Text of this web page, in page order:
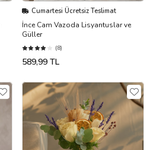
Cumartesi Ücretsiz Teslimat
İnce Cam Vazoda Lisyantuslar ve
Güller
(8)
589,99 TL